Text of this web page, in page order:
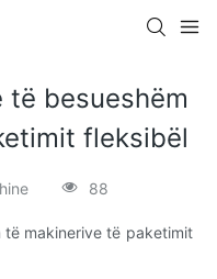
të besueshëm
fleksibël
88
të makinerive të paketimit